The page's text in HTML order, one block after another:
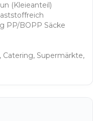
(Kleieanteil)
PP/BOPP Säcke
Catering, Supermärkte,